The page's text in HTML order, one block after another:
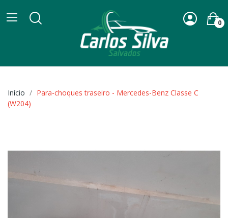
0
Início
Para-choques traseiro - Mercedes-Benz Classe C
(W204)